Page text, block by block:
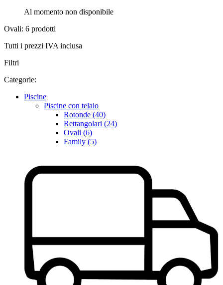
Al momento non disponibile
Ovali: 6 prodotti
Tutti i prezzi IVA inclusa
Filtri
Categorie:
Piscine
Piscine con telaio
Rotonde (40)
Rettangolari (24)
Ovali (6)
Family (5)